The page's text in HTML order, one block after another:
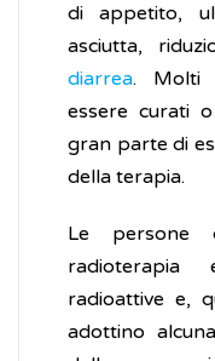
di appetito,
asciutta,
diarrea. Molti
essere curati
gran parte di
della terapia.
Le persone
radioterapia
radioattive e,
adottino